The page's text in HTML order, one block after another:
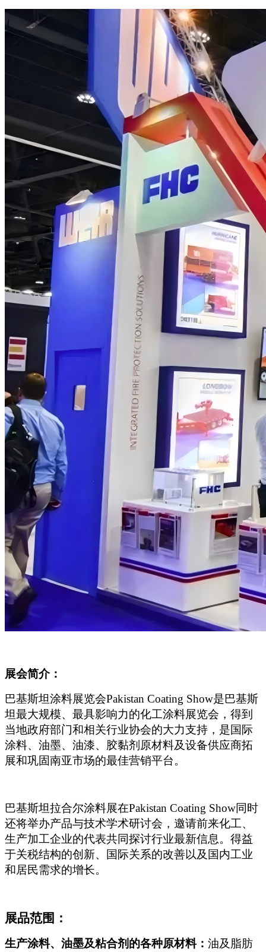
展会简介：
巴基斯坦涂料展览会Pakistan Coating Show是巴基斯
坦最大规模、最具影响力的化工涂料展览会，得到
当地政府部门和相关行业协会的大力支持，是国际
涂料、油墨、油漆、胶黏剂原材料及设备供应商拓
展和巩固南亚市场的最佳营销平台。
巴基斯坦拉合尔涂料展在Pakistan Coating Show同时
还将举办产品与技术学术研讨会，邀请前来化工、
生产加工企业的代表共同探讨行业最新信息。得益
于关税结构的创新、国际关系的改善以及国内工业
和居民需求的增长。
展品范围：
生产涂料、油墨及粘合剂的各种原材料： 油及脂肪